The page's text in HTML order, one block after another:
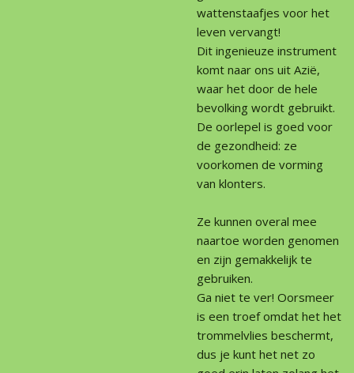
wattenstaafjes voor het
leven vervangt!
Dit ingenieuze instrument
komt naar ons uit Azië,
waar het door de hele
bevolking wordt gebruikt.
De oorlepel is goed voor
de gezondheid: ze
voorkomen de vorming
van klonters.
Ze kunnen overal mee
naartoe worden genomen
en zijn gemakkelijk te
gebruiken.
Ga niet te ver! Oorsmeer
is een troef omdat het het
trommelvlies beschermt,
dus je kunt het net zo